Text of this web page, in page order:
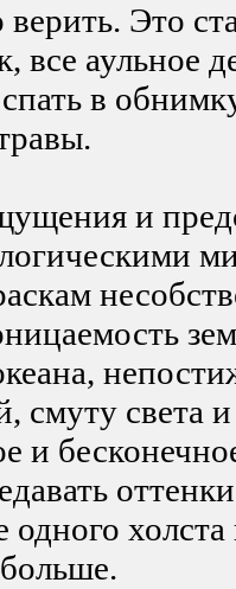
Это
все аульное
в
и
смуту света
и
одного